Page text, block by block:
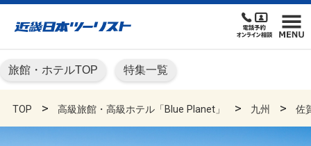
旅館・ホテルTOP 特集一覧
TOP 高級旅館・高級ホテル「Blue Planet」 九州 佐